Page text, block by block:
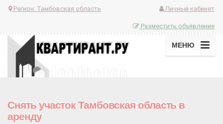
Регион: Тамбовская область Личный кабинет
Разместить объявление
МЕНЮ
Снять участок Тамбовская область в
аренду